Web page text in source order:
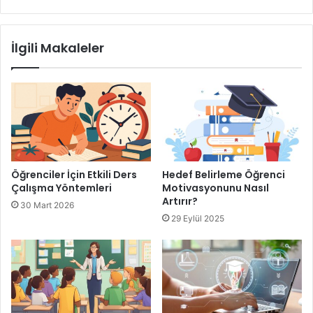
İlgili Makaleler
Öğrenciler İçin Etkili Ders
Çalışma Yöntemleri
30 Mart 2026
Hedef Belirleme Öğrenci
Motivasyonunu Nasıl
Artırır?
29 Eylül 2025